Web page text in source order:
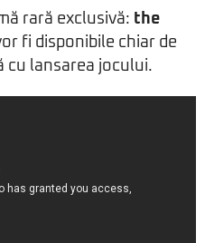
rară exclusivă: the
fi disponibile chiar de
cu lansarea jocului.